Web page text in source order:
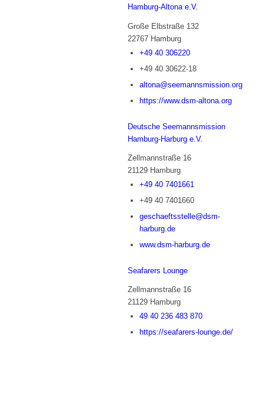
Hamburg-Altona e.V.
Große Elbstraße 132
22767 Hamburg
+49 40 306220
+49 40 30622-18
altona@seemannsmission.org
https://www.dsm-altona.org
Deutsche Seemannsmission
Hamburg-Harburg e.V.
Zellmannstraße 16
21129 Hamburg
+49 40 7401661
+49 40 7401660
geschaeftsstelle@dsm-
harburg.de
www.dsm-harburg.de
Seafarers Lounge
Zellmannstraße 16
21129 Hamburg
49 40 236 483 870
https://seafarers-lounge.de/